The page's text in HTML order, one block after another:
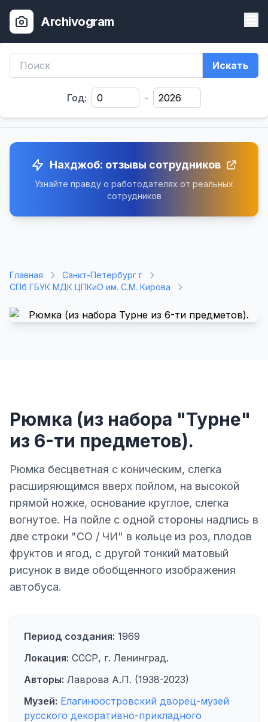
Archivogram
Искать
Год: -
Нахджоб: отзывы сотрудников
Узнайте правду о работодателях от реальных
сотрудников
Главная
Санкт-Петербург г
СПб ГБУК МДК ЦПКиО им. С.М. Кирова
Рюмка (из набора "Турне"
из 6-ти предметов).
Рюмка бесцветная с коническим, слегка
расширяющимся вверх пойлом, на высокой
прямой ножке, основание круглое, слегка
вогнутое. На пойле с одной стороны надпись в
две строки "СО / ЧИ" в кольце из роз, плодов
фруктов и ягод, с другой тонкий матовый
рисунок в виде обобщенного изображения
автобуса.
Период создания: 1969
Локация: СССР, г. Ленинград.
Авторы: Лаврова А.П. (1938-2023)
Музей: Елагиноостровский дворец-музей
русского декоративно-прикладного